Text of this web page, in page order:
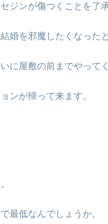
ジンが傷つくことを了
婚を邪魔したくなった
に屋敷の前までやって
ンが帰って来ます。
最低なんでしょうか。